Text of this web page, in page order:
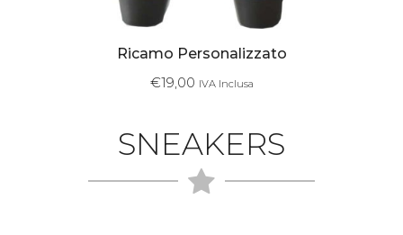
Ricamo Personalizzato
€19,00 IVA Inclusa
SNEAKERS